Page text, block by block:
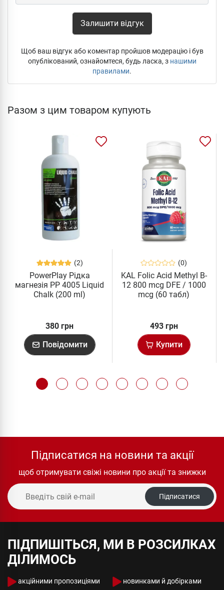
Залишити відгук
Щоб ваш відгук або коментар пройшов модерацію і був
опублікований, ознайомтеся, будь ласка, з нашими
правилами.
Разом з цим товаром купують
(2)
PowerPlay Рідка
магнезія PP 4005 Liquid
Chalk (200 ml)
380 грн
Повідомити
(0)
KAL Folic Acid Methyl B-
12 800 mcg DFE / 1000
mcg (60 табл)
493 грн
Купити
Підписатися на новини та акції
щоб отримувати свіжі новини про акції та знижки
Підписатися
ПІДПИШІТЬСЯ, МИ В РОЗСИЛКАХ
ДІЛИМОСЬ
акційними пропозиціями новинками й добірками